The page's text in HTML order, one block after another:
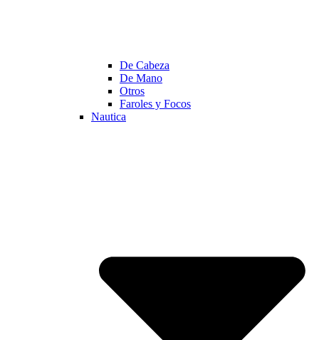
De Cabeza
De Mano
Otros
Faroles y Focos
Nautica